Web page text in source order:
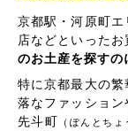
京都駅・河原町
店などといった
のお土産を探すの
特に京都最大の
落なファッショ
先斗町
（ぽんとちょ